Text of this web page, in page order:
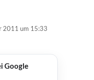
2011 um 15:33
Google